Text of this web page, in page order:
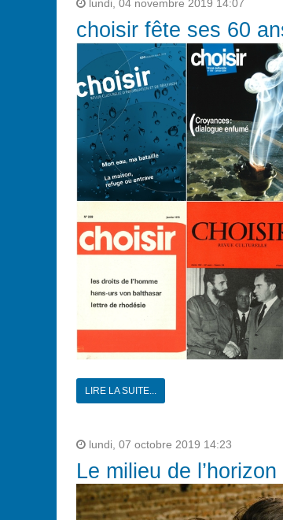
lundi, 04 novembre 2019 14:07
choisir fête ses 60
LIRE LA SUITE...
lundi, 07 octobre 2019 14:23
Le milieu de l’horizon